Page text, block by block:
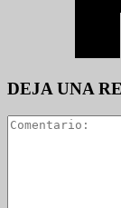
DEJA UNA